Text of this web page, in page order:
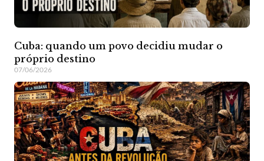
Cuba: quando um povo decidiu mudar o
próprio destino
07/06/2026